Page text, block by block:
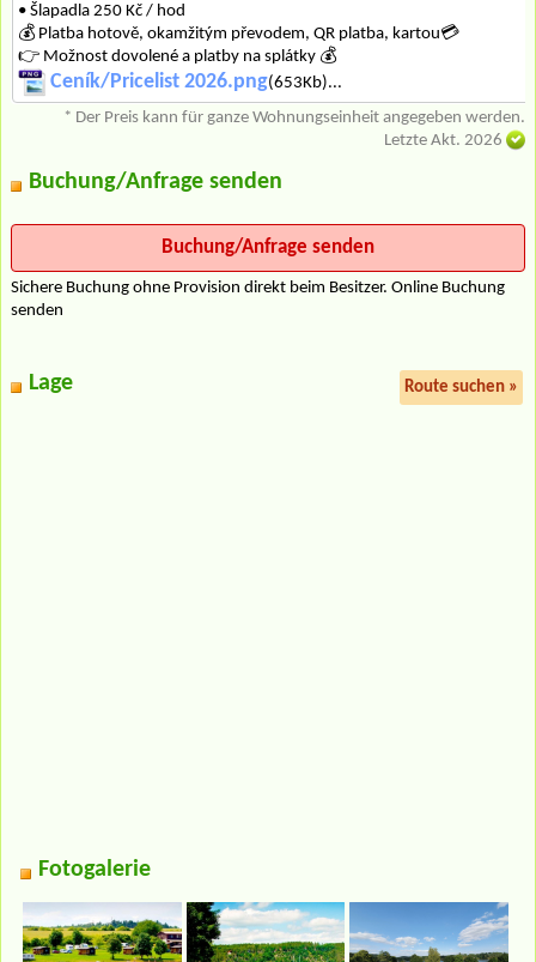
• Šlapadla 250 Kč / hod
💰 Platba hotově, okamžitým převodem, QR platba, kartou💳
👉 Možnost dovolené a platby na splátky 💰
Ceník/Pricelist 2026.png(653Kb)...
* Der Preis kann für ganze Wohnungseinheit angegeben werden.
Letzte Akt. 2026
Buchung/Anfrage senden
Sichere Buchung ohne Provision direkt beim Besitzer. Online Buchung
senden
Lage Route suchen »
Fotogalerie